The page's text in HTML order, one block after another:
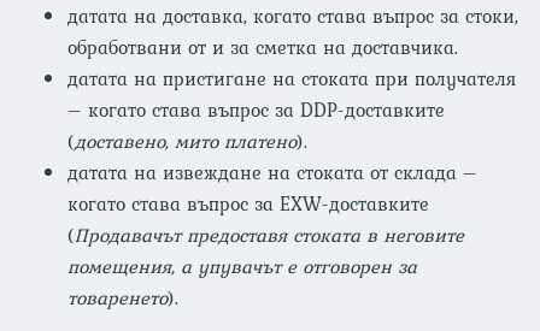
датата на доставка, когато става въпрос за стоки,
обработвани от и за сметка на доставчика.
датата на пристигане на стоката при получателя
– когато става въпрос за DDP-доставките
(доставено, мито платено).
датата на извеждане на стоката от склада –
когато става въпрос за EXW-доставките
(Продавачът предоставя стокaтa в неговите
помещения, а упувачът е отговорен за
товаренето).